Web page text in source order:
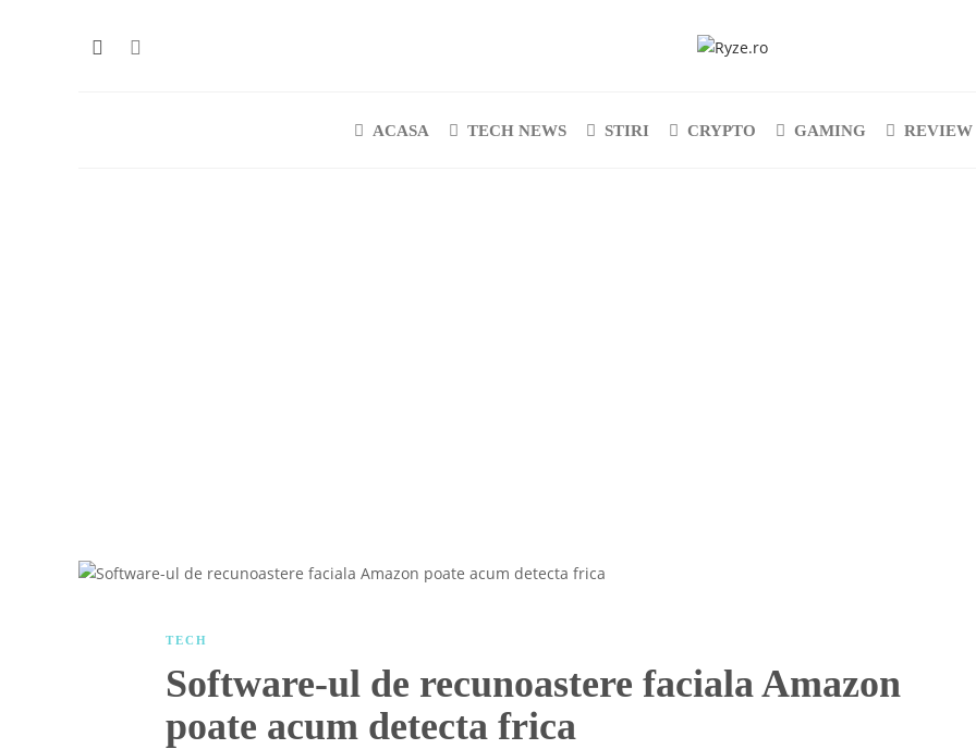
ACASA TECH NEWS STIRI CRYPTO GAMING REVIEW
TECH
Software-ul de recunoastere faciala Amazon
poate acum detecta frica